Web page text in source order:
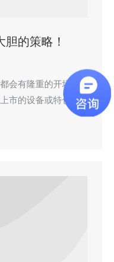
的策略！
会有隆重的开场。
市的设备或特色服